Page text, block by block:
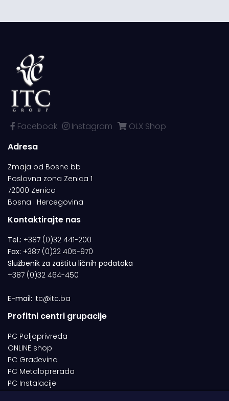
Facebook Instagram
OLX Shop
Adresa
Zmaja od Bosne bb
Poslovna zona Zenica 1
72000 Zenica
Bosna i Hercegovina
Kontaktirajte nas
Tel.: +387 (0)32 441-200
Fax: +387 (0)32 405-970
Službenik za zaštitu ličnih podataka
+387 (0)32 464-450
E-mail: itc@itc.ba
Profitni centri grupacije
PC Poljoprivreda
ONLINE shop
PC Građevina
PC Metaloprerada
PC Instalacije